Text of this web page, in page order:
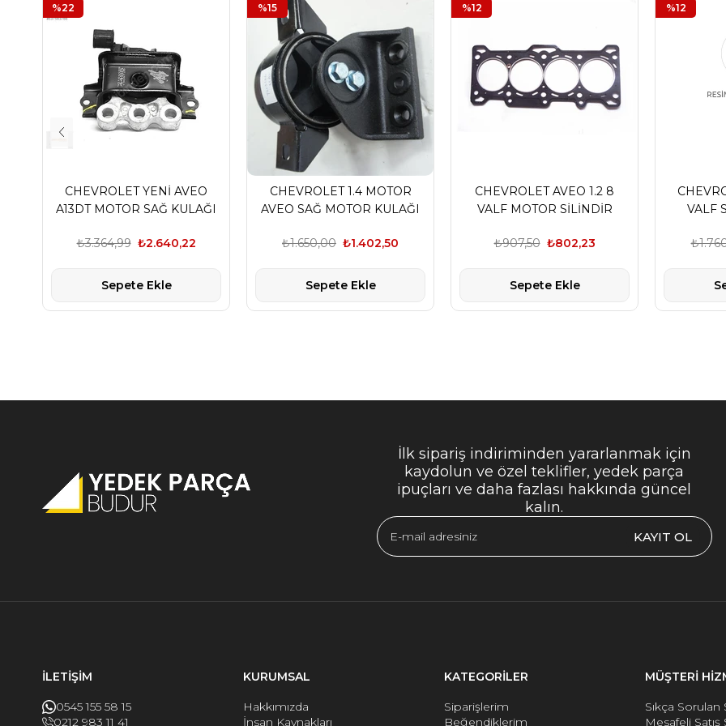
CHEVROLET YENİ AVEO
A13DT MOTOR SAĞ KULAĞI
₺2.640,22
₺3.364,99
Sepete Ekle
%22
CHEVROLET 1.4 MOTOR
AVEO SAĞ MOTOR KULAĞI
₺1.402,50
₺1.650,00
Sepete Ekle
%15
CHEVROLET AVEO 1.2 8
VALF MOTOR SİLİNDİR
₺802,23
₺907,50
Sepete Ekle
%12
VALF
%12
İlk sipariş indiriminden yararlanmak için
kaydolun ve özel teklifler, yedek parça
ipuçları ve daha fazlası hakkında güncel
kalın.
KAYIT OL
İLETİŞİM
0545 155 58 15
0212 983 11 41
KURUMSAL
Hakkımızda
İnsan Kaynakları
KATEGORİLER
Siparişlerim
Beğendiklerim
MÜŞTERİ
Sıkça Sorulan
Mesafeli